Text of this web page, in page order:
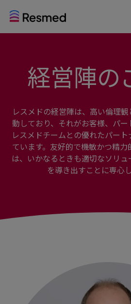
経営陣の
レスメドの経営陣は、高い倫理
動しており、それがお客様、パ
レスメドチームとの優れたパー
ています。友好的で機敏かつ精
は、いかなるときも適切なソリ
を導き出すことに専心